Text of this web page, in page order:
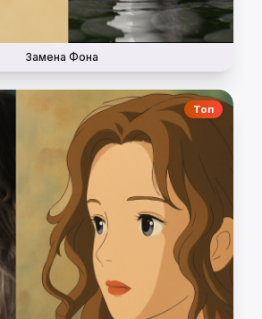
Замена Фона
Топ